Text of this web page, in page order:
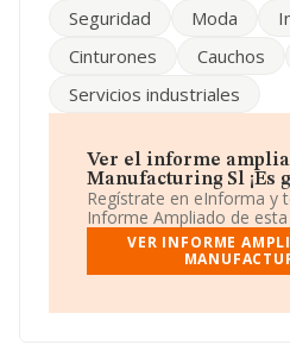
referencia CNAE corresponde
mercados exteriores.
La empresa españolaAdria
CIF B26387159, se encuentra
En base a la información de la
sobre 7.685 compañías, en el
facturación alcanza la cifra de
la media entre todas las
de ventas. Teniendo en
Rioja, en la base de datos de
de euros. Con el fin de
Seguridad Moda
Cinturones
Cauchos
Servicios industriales
Ver el informe
Manufacturing Sl ¡Es
Regístrate en eInforma y
Informe Ampliado de
VER INFORME